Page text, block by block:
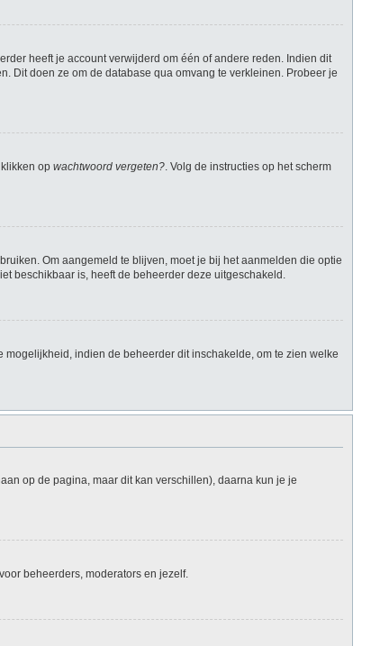
heeft je account verwijderd om één of andere reden. Indien dit
Dit doen ze om de database qua omvang te verkleinen. Probeer je
op wachtwoord vergeten?. Volg de instructies op het scherm
Om aangemeld te blijven, moet je bij het aanmelden die optie
beschikbaar is, heeft de beheerder deze uitgeschakeld.
indien de beheerder dit inschakelde, om te zien welke
op de pagina, maar dit kan verschillen), daarna kun je je
beheerders, moderators en jezelf.